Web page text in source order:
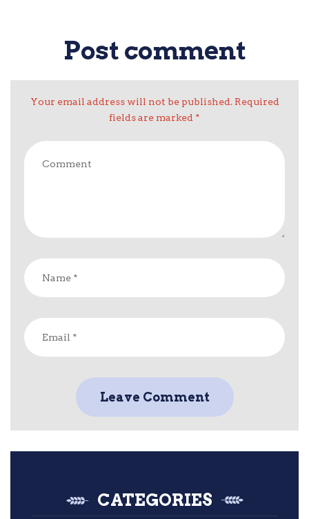
Post comment
Your email address will not be published. Required
fields are marked *
CATEGORIES